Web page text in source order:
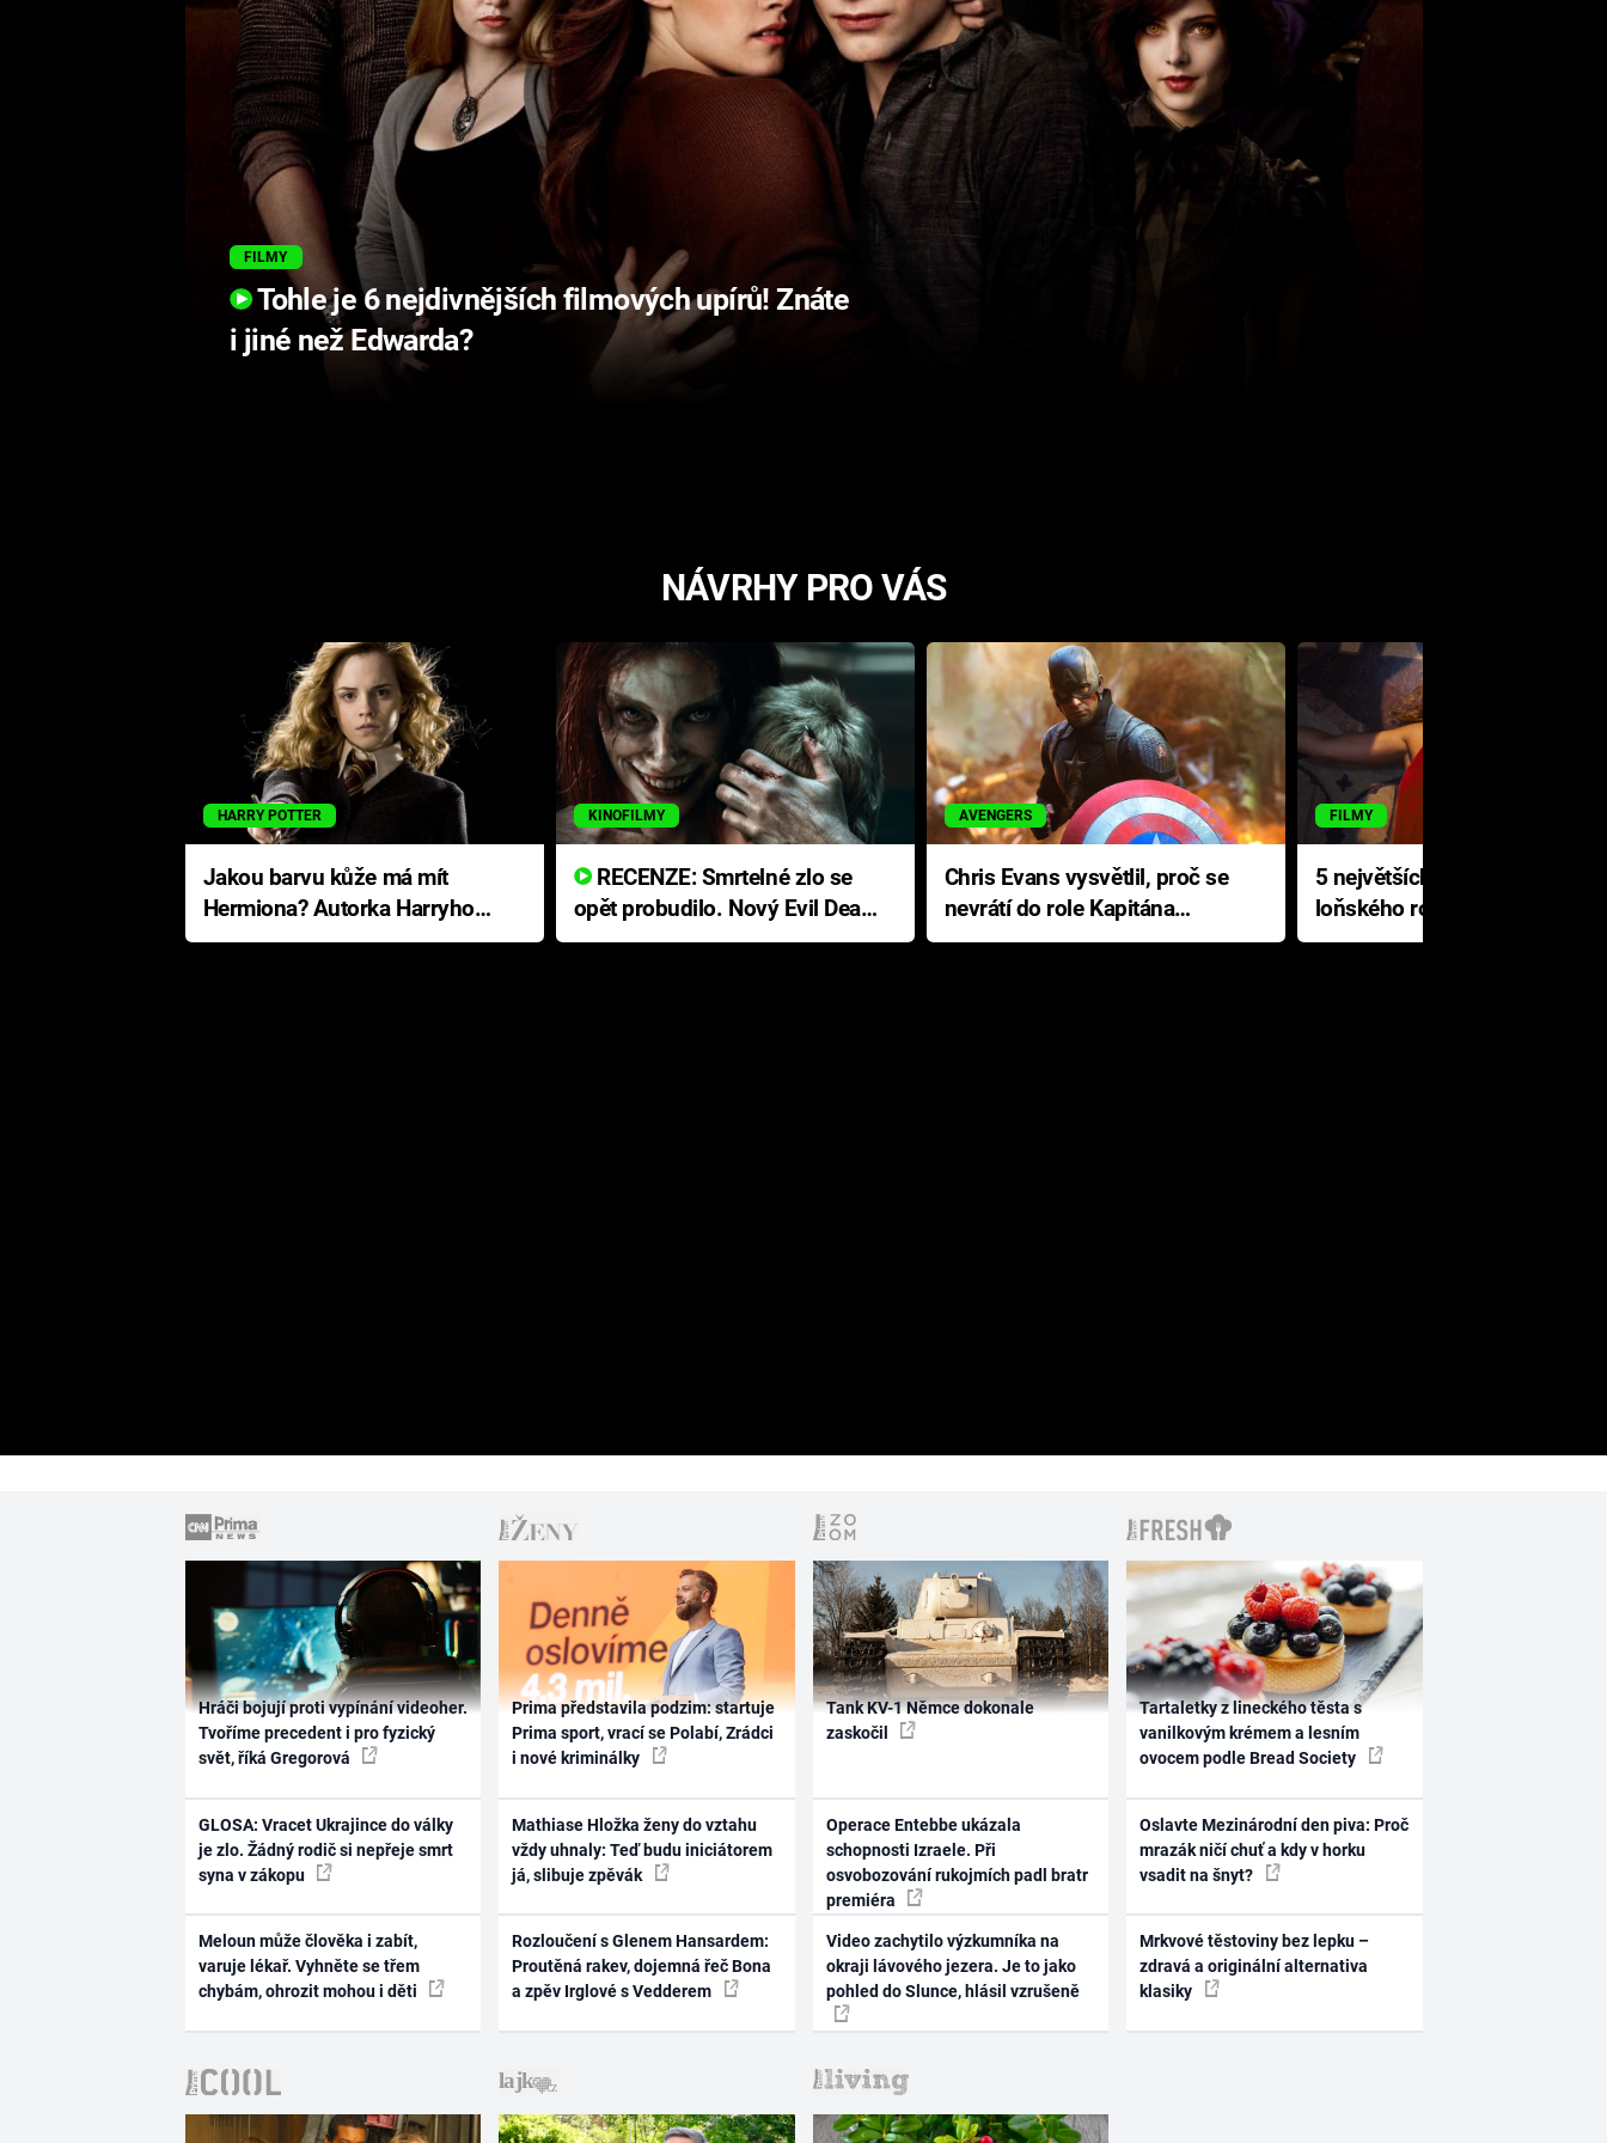
FILMY
Tohle je 6 nejdivnějších filmových upírů! Znáte
i jiné než Edwarda?
NÁVRHY PRO VÁS
HARRY POTTER
Jakou barvu kůže má mít
Hermiona? Autorka Harryho
Pottera přišla s ráznou
KINOFILMY
RECENZE: Smrtelné zlo se
opět probudilo. Nový Evil Dead
přichází s neodolatelnou
AVENGERS
Chris Evans vysvětlil, proč se
nevrátí do role Kapitána
Ameriky
FILMY
5 největších propadáků
loňského roku: Disney na
jediné katastrofě prodělal 200
Hráči bojují proti vypínání videoher.
Tvoříme precedent i pro fyzický
svět, říká Gregorová
GLOSA: Vracet Ukrajince do války
je zlo. Žádný rodič si nepřeje smrt
syna v zákopu
Meloun může člověka i zabít,
varuje lékař. Vyhněte se třem
chybám, ohrozit mohou i děti
Prima představila podzim: startuje
Prima sport, vrací se Polabí, Zrádci
i nové kriminálky
Mathiase Hložka ženy do vztahu
vždy uhnaly: Teď budu iniciátorem
já, slibuje zpěvák
Rozloučení s Glenem Hansardem:
Proutěná rakev, dojemná řeč Bona
a zpěv Irglové s Vedderem
Tank KV-1 Němce dokonale
zaskočil
Operace Entebbe ukázala
schopnosti Izraele. Při
osvobozování rukojmích padl bratr
premiéra
Video zachytilo výzkumníka na
okraji lávového jezera. Je to jako
pohled do Slunce, hlásil vzrušeně
Tartaletky z lineckého těsta s
vanilkovým krémem a lesním
ovocem podle Bread Society
Oslavte Mezinárodní den piva: Proč
mrazák ničí chuť a kdy v horku
vsadit na šnyt?
Mrkvové těstoviny bez lepku –
zdravá a originální alternativa
klasiky